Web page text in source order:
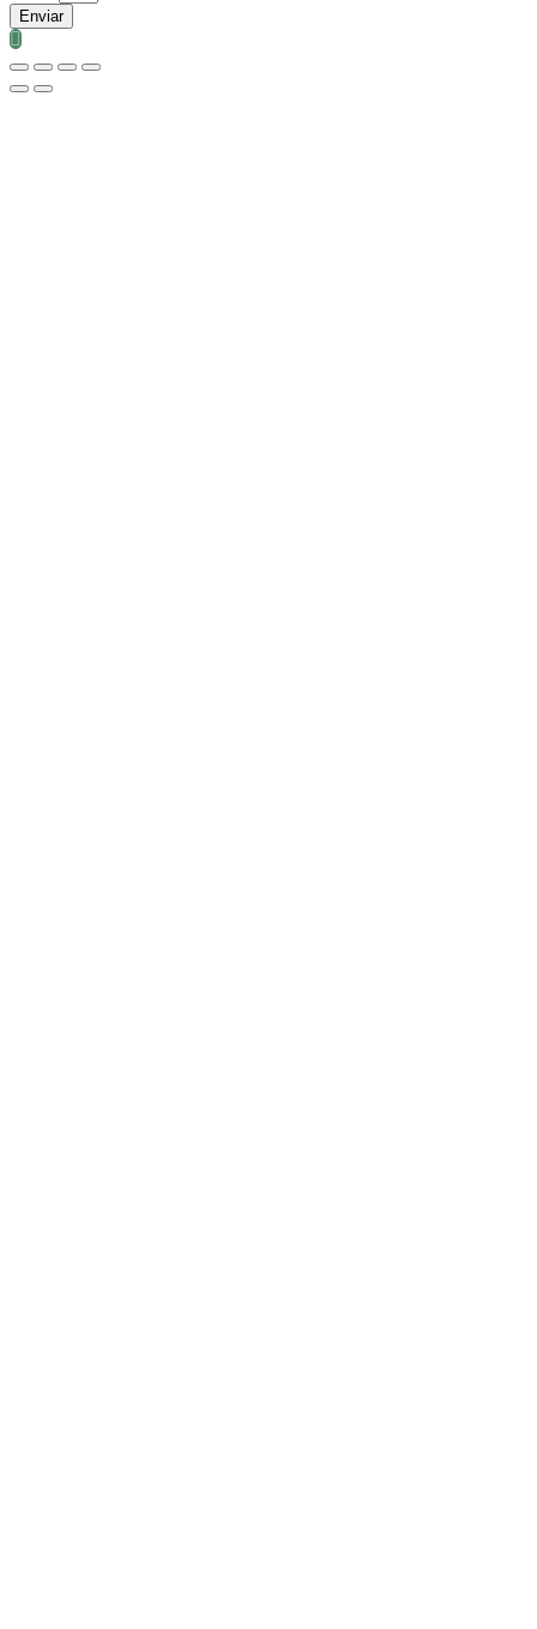
Enviar